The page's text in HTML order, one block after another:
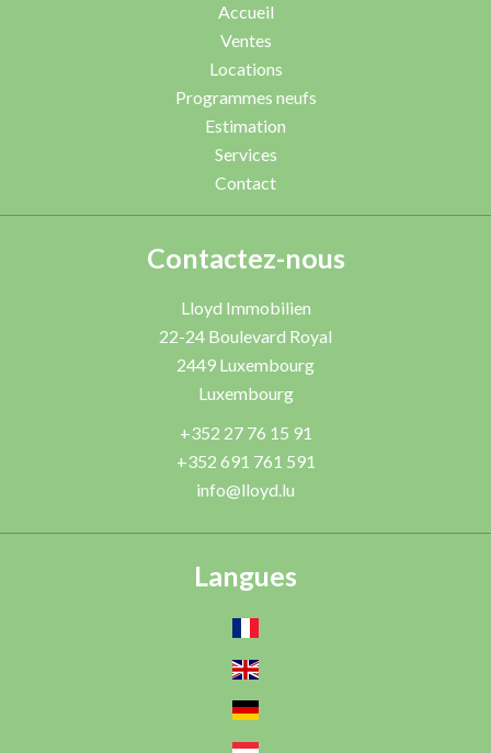
Accueil
Ventes
Locations
Programmes neufs
Estimation
Services
Contact
Contactez-nous
Lloyd Immobilien
22-24 Boulevard Royal
2449 Luxembourg
Luxembourg
+352 27 76 15 91
+352 691 761 591
info@lloyd.lu
Langues